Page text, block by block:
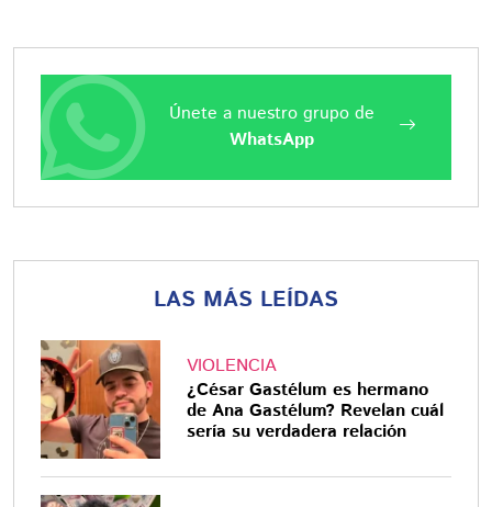
Únete a nuestro grupo de
WhatsApp
LAS MÁS LEÍDAS
VIOLENCIA
¿César Gastélum es hermano
de Ana Gastélum? Revelan cuál
sería su verdadera relación